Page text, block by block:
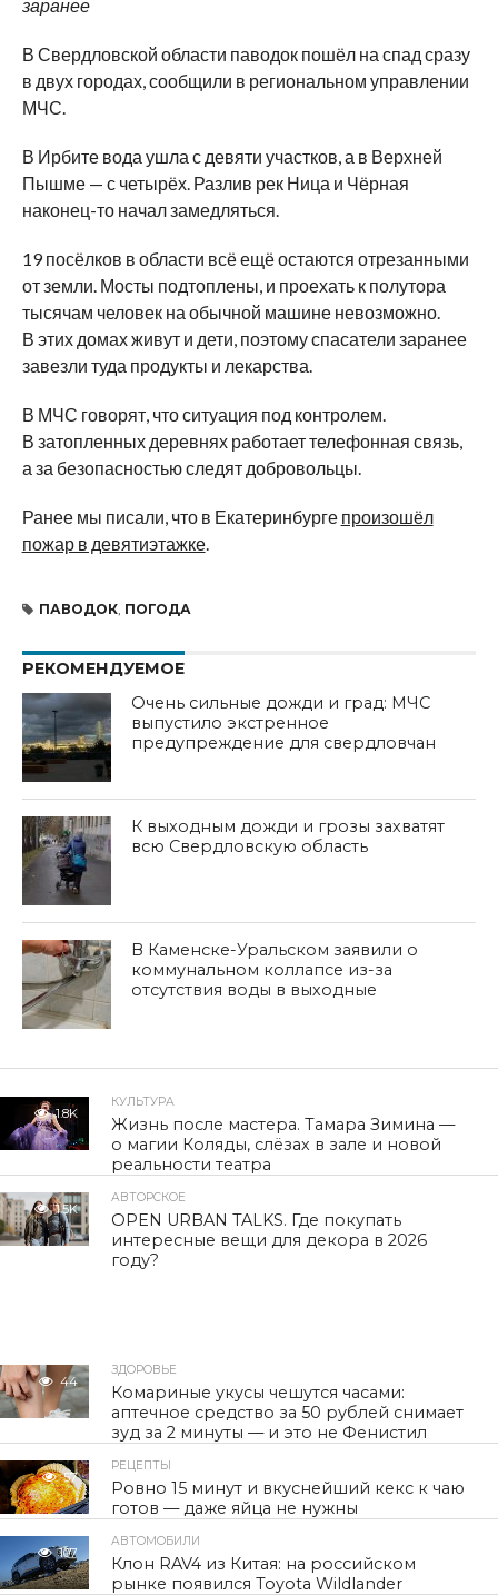
заранее
В Свердловской области паводок пошёл на спад сразу
в двух городах, сообщили в региональном управлении
МЧС.
В Ирбите вода ушла с девяти участков, а в Верхней
Пышме — с четырёх. Разлив рек Ница и Чёрная
наконец-то начал замедляться.
19 посёлков в области всё ещё остаются отрезанными
от земли. Мосты подтоплены, и проехать к полутора
тысячам человек на обычной машине невозможно.
В этих домах живут и дети, поэтому спасатели заранее
завезли туда продукты и лекарства.
В МЧС говорят, что ситуация под контролем.
В затопленных деревнях работает телефонная связь,
а за безопасностью следят добровольцы.
Ранее мы писали, что в Екатеринбурге произошёл
пожар в девятиэтажке.
ПАВОДОК, ПОГОДА
РЕКОМЕНДУЕМОЕ
Очень сильные дожди и град: МЧС
выпустило экстренное
предупреждение для свердловчан
К выходным дожди и грозы захватят
всю Свердловскую область
В Каменске-Уральском заявили о
коммунальном коллапсе из-за
отсутствия воды в выходные
1.8K
КУЛЬТУРА
Жизнь после мастера. Тамара Зимина —
о магии Коляды, слёзах в зале и новой
реальности театра
1.5K
АВТОРСКОЕ
OPEN URBAN TALKS. Где покупать
интересные вещи для декора в 2026
году?
44
ЗДОРОВЬЕ
Комариные укусы чешутся часами:
аптечное средство за 50 рублей снимает
зуд за 2 минуты — и это не Фенистил
57
РЕЦЕПТЫ
Ровно 15 минут и вкуснейший кекс к чаю
готов — даже яйца не нужны
107
АВТОМОБИЛИ
Клон RAV4 из Китая: на российском
рынке появился Toyota Wildlander